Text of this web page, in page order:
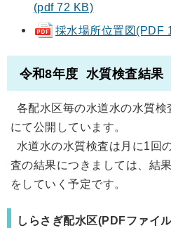
(pdf 72 KB)
採水場所位置図(PDF
令和8年度 水質検査結果
各配水区毎の水道水の水質
にて公開しています。
水道水の水質検査は月に1回
査の結果につきましては、結
をしていく予定です。
しらさぎ配水区(PDFファイ